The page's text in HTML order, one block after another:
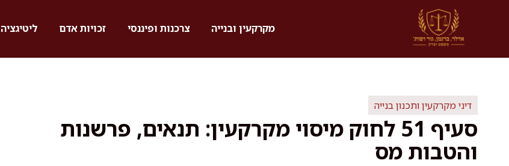
מקרקעין ובנייה צרכנות ופיננסי זכויות אדם ליטיגציה
דיני מקרקעין ותכנון בנייה
סעיף 51 לחוק מיסוי מקרקעין: תנאים, פרשנות
והטבות מס